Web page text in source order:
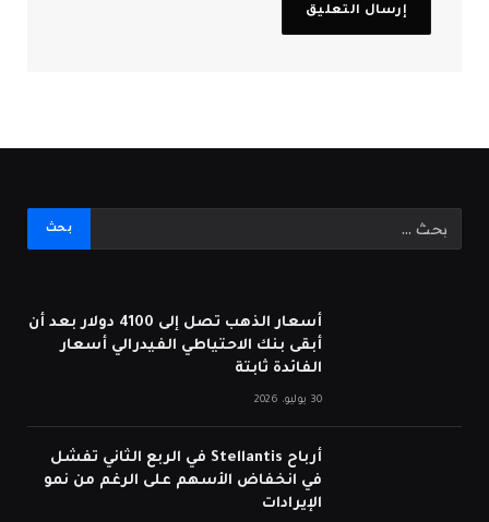
أسعار الذهب تصل إلى 4100 دولار بعد أن
أبقى بنك الاحتياطي الفيدرالي أسعار
الفائدة ثابتة
30 يوليو، 2026
أرباح Stellantis في الربع الثاني تفشل
في انخفاض الأسهم على الرغم من نمو
الإيرادات